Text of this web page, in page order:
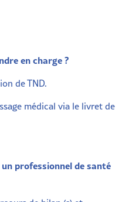
en charge ?
de TND.
médical via le livret de
professionnel de santé